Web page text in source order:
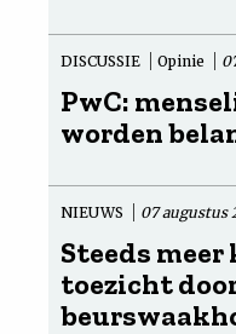
DISCUSSIE Opinie
PwC:
worden
NIEUWS 07 augustus
Steeds
toezicht